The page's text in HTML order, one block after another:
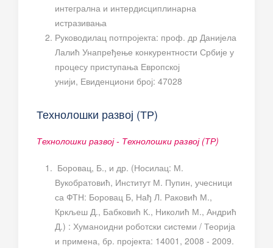
интегрална и интердисциплинарна
истразивања
Руководилац потпројекта: проф. др Данијела
Лалић Унапређење конкурентности Србије у
процесу приступања Европској
унији, Евиденциони број: 47028
Технолошки развој (ТР)
Технолошки развој - Технолошки развој (ТР)
Боровац, Б., и др. (Носилац: М.
Вукобратовић, Институт М. Пупин, учесници
са ФТН: Боровац Б, Нађ Л. Раковић М.,
Кркљеш Д., Бабковић К., Николић М., Андрић
Д.) : Хуманоидни роботски системи / Теорија
и примена, бр. пројекта: 14001, 2008 - 2009.